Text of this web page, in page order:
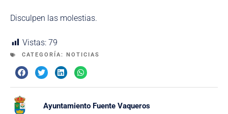
Disculpen las molestias.
Vistas: 79
CATEGORÍA: NOTICIAS
Ayuntamiento Fuente Vaqueros